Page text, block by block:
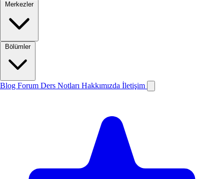
Merkezler
Bölümler
Blog Forum Ders Notları Hakkımızda İletişim